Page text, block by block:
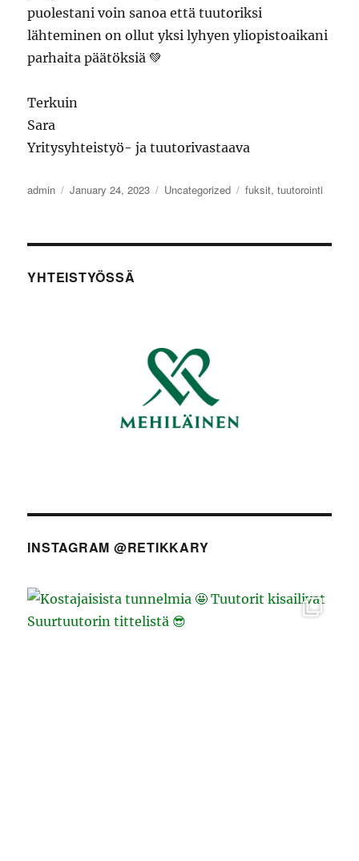
puolestani voin sanoa että tuutoriksi
lähteminen on ollut yksi lyhyen yliopistoaikani
parhaita päätöksiä 💚
Terkuin
Sara
Yritysyhteistyö- ja tuutorivastaava
Author
admin
Posted
January 24, 2023 Categories
Uncategorized Tags
fuksit,tuutorointi
YHTEISTYÖSSÄ
INSTAGRAM @RETIKKARY